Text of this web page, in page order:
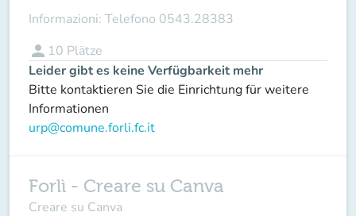
Informazioni: Telefono 0543.28383
person 10 Plätze
Leider gibt es keine Verfügbarkeit mehr
Bitte kontaktieren Sie die Einrichtung für weitere
Informationen
urp@comune.forli.fc.it
Forlì - Creare su Canva
Creare su Canva